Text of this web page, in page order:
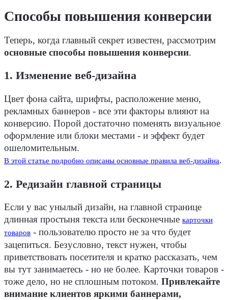
Способы повышения конверсии
Теперь, когда главный секрет известен, рассмотрим
основные способы повышения конверсии.
1. Изменение веб-дизайна
Цвет фона сайта, шрифты, расположение меню,
рекламных баннеров - все эти факторы влияют на
конверсию. Порой достаточно поменять визуальное
оформление или блоки местами - и эффект будет
ошеломительным.
В этой статье подробно описаны основные правила веб-дизайна.
2. Редизайн главной страницы
Если у вас унылый дизайн, на главной странице
длинная простыня текста или бесконечные карточки
товаров - пользователю просто не за что будет
зацепиться. Безусловно, текст нужен, чтобы
приветствовать посетителя и кратко рассказать, чем
вы тут занимаетесь - но не более. Карточки товаров -
тоже дело, но не сплошным потоком. Привлекайте
внимание клиентов яркими баннерами,